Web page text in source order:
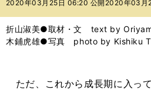
バ
2020年03月25日 06:20 公開 2020年03月
折山淑美●取材・文 text by
木鋪虎雄●写真 photo by Kishiku
ただ、これから成長期に入っ